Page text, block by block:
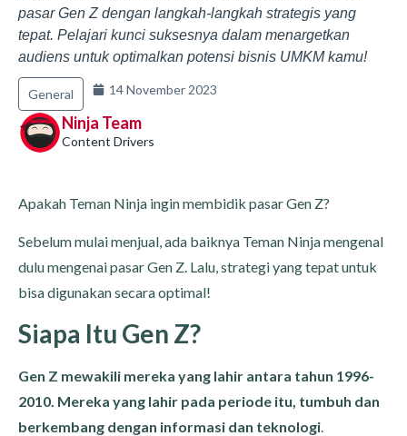
pasar Gen Z dengan langkah-langkah strategis yang
tepat. Pelajari kunci suksesnya dalam menargetkan
audiens untuk optimalkan potensi bisnis UMKM kamu!
General 14 November 2023
Ninja Team
Content Drivers
Apakah Teman Ninja ingin membidik pasar Gen Z?
Sebelum mulai menjual, ada baiknya Teman Ninja mengenal
dulu mengenai pasar Gen Z. Lalu, strategi yang tepat untuk
bisa digunakan secara optimal!
Siapa Itu Gen Z?
Gen Z mewakili mereka yang lahir antara tahun 1996-
2010. Mereka yang lahir pada periode itu, tumbuh dan
berkembang dengan informasi dan teknologi